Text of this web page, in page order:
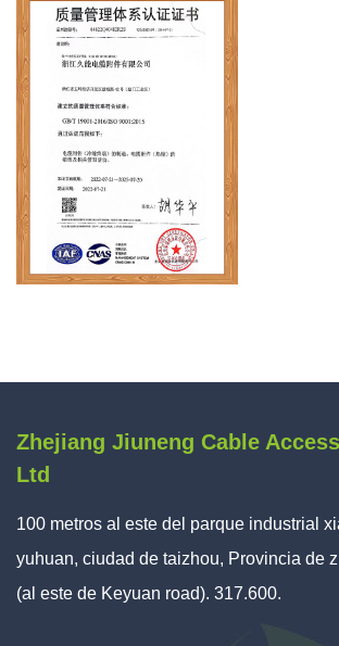
Zhejiang Jiuneng Cable
Ltd
100 metros al este del parque industrial
yuhuan, ciudad de taizhou, Provincia de
(al este de Keyuan road). 317.600.